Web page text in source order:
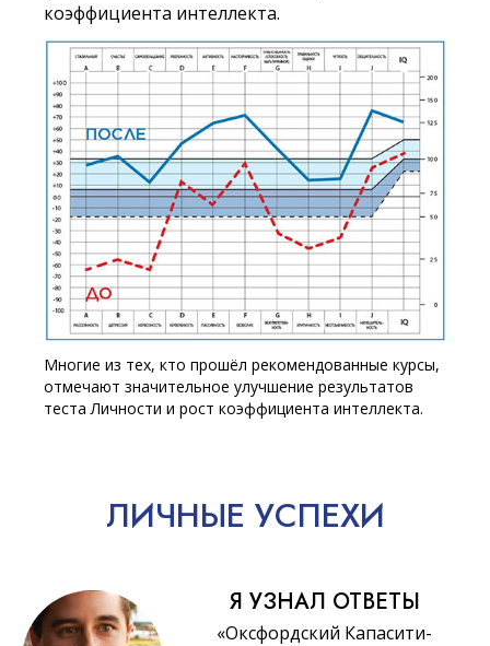
коэффициента интеллекта.
Многие из тех, кто прошёл рекомендованные курсы,
отмечают значительное улучшение результатов
теста Личности и рост коэффициента интеллекта.
ЛИЧНЫЕ УСПЕХИ
Я УЗНАЛ ОТВЕТЫ
«Оксфордский Капасити-